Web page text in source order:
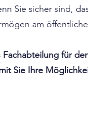
Sie sicher sind,
am
Fachabteilung für
Sie Ihre